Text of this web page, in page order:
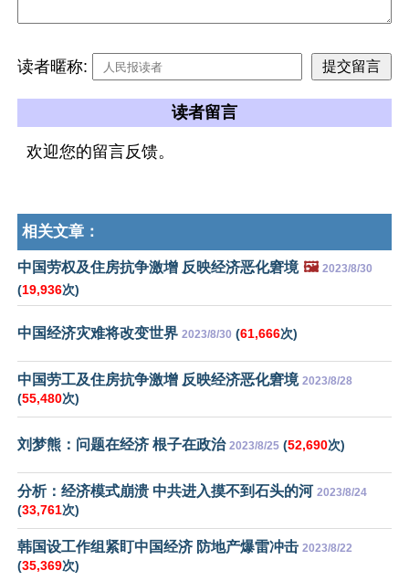
读者暱称:
读者留言
欢迎您的留言反馈。
相关文章：
中国劳权及住房抗争激增 反映经济恶化窘境 🖼️ 2023/8/30
(19,936次)
中国经济灾难将改变世界 2023/8/30 (61,666次)
中国劳工及住房抗争激增 反映经济恶化窘境 2023/8/28
(55,480次)
刘梦熊：问题在经济 根子在政治 2023/8/25 (52,690次)
分析：经济模式崩溃 中共进入摸不到石头的河 2023/8/24
(33,761次)
韩国设工作组紧盯中国经济 防地产爆雷冲击 2023/8/22
(35,369次)